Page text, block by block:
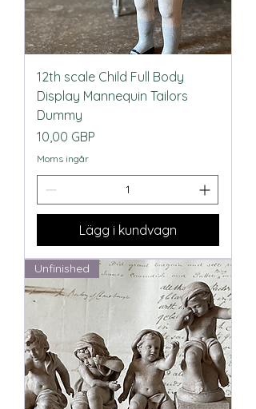
12th scale Child Full Body
Display Mannequin Tailors
Dummy
Pris
10,00 GBP
Moms ingår
Lägg i kundvagn
Unfinished